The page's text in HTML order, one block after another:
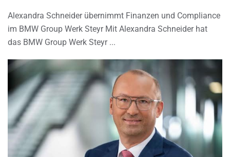
Alexandra Schneider übernimmt Finanzen und Compliance
im BMW Group Werk Steyr Mit Alexandra Schneider hat
das BMW Group Werk Steyr